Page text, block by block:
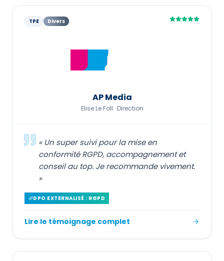
TPE Divers
AP Media
Elise Le Foll · Direction
« Un super suivi pour la mise en
conformité RGPD, accompagnement et
conseil au top. Je recommande vivement.
»
DPO EXTERNALISÉ : RGPD
Lire le témoignage complet